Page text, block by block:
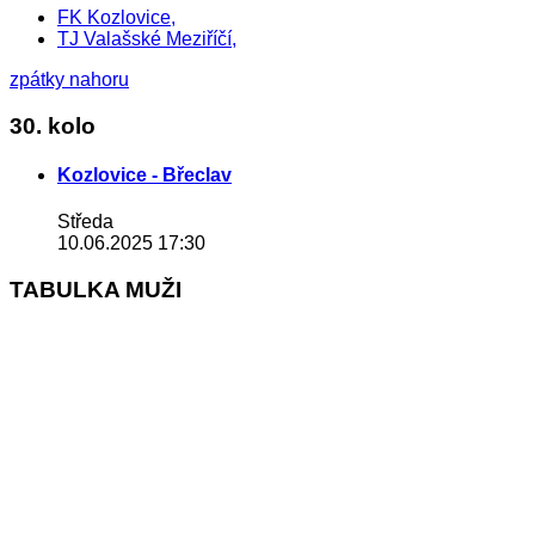
FK Kozlovice,
TJ Valašské Meziříčí,
zpátky nahoru
30. kolo
Kozlovice - Břeclav
Středa
10.06.2025 17:30
TABULKA MUŽI